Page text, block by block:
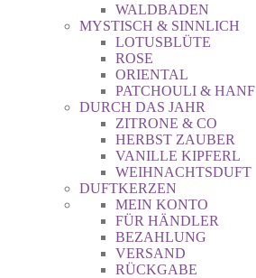
WALDBADEN
MYSTISCH & SINNLICH
LOTUSBLÜTE
ROSE
ORIENTAL
PATCHOULI & HANF
DURCH DAS JAHR
ZITRONE & CO
HERBST ZAUBER
VANILLE KIPFERL
WEIHNACHTSDUFT
DUFTKERZEN
MEIN KONTO
FÜR HÄNDLER
BEZAHLUNG
VERSAND
RÜCKGABE